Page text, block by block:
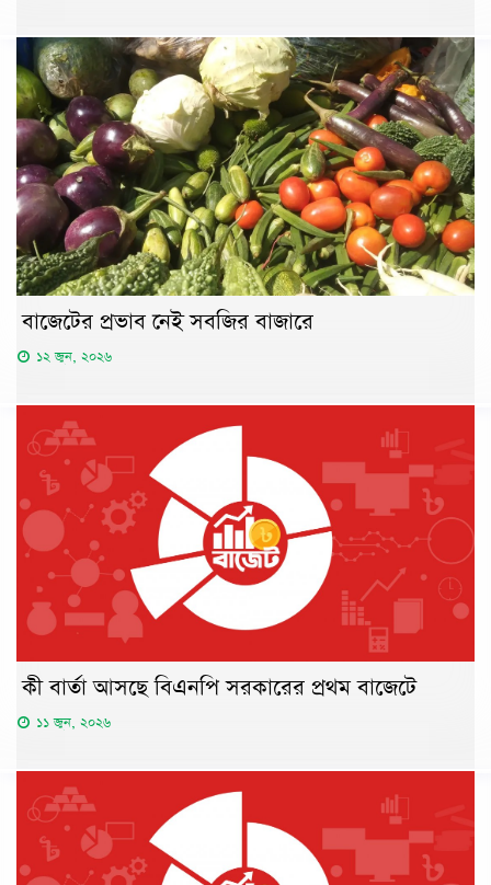
বাজেটের প্রভাব নেই সবজির বাজারে
১২ জুন, ২০২৬
কী বার্তা আসছে বিএনপি সরকারের প্রথম বাজেটে
১১ জুন, ২০২৬